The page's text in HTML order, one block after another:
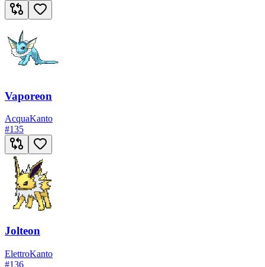
Vaporeon
AcquaKanto
#135
Jolteon
ElettroKanto
#136